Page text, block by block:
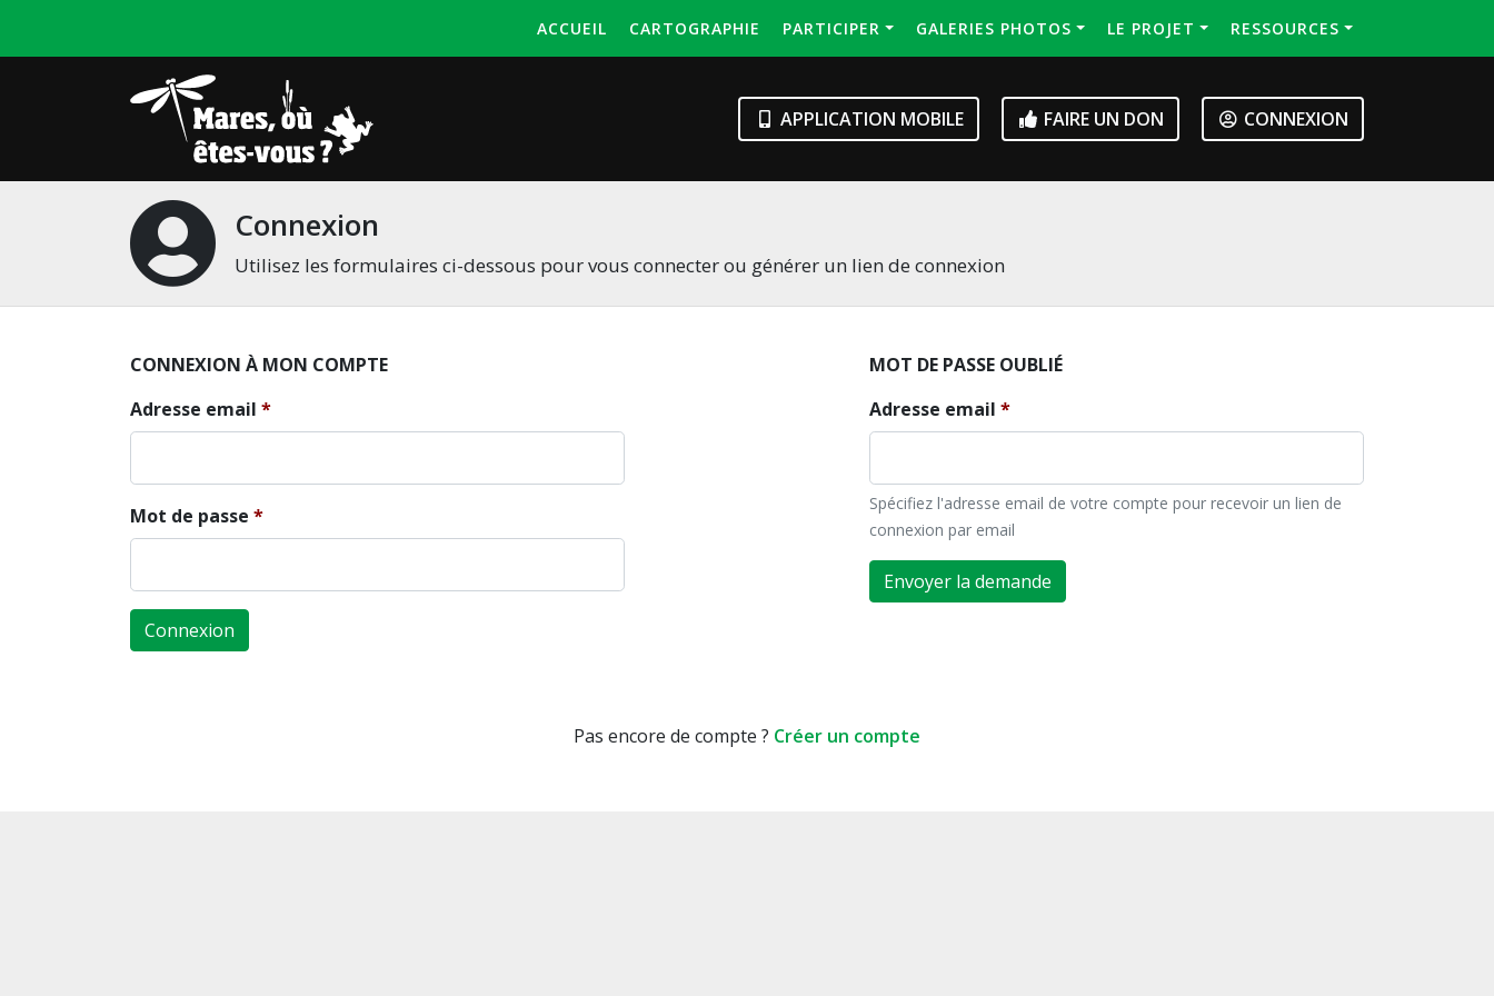
ACCUEIL CARTOGRAPHIE PARTICIPER GALERIES PHOTOS LE PROJET RESSOURCES
APPLICATION MOBILE FAIRE UN DON CONNEXION
Connexion
Utilisez les formulaires ci-dessous pour vous connecter ou générer un lien de connexion
CONNEXION À MON COMPTE
Adresse email
Mot de passe
Connexion
MOT DE PASSE OUBLIÉ
Adresse email
Spécifiez l'adresse email de votre compte pour recevoir un lien de
connexion par email
Envoyer la demande
Pas encore de compte ? Créer un compte